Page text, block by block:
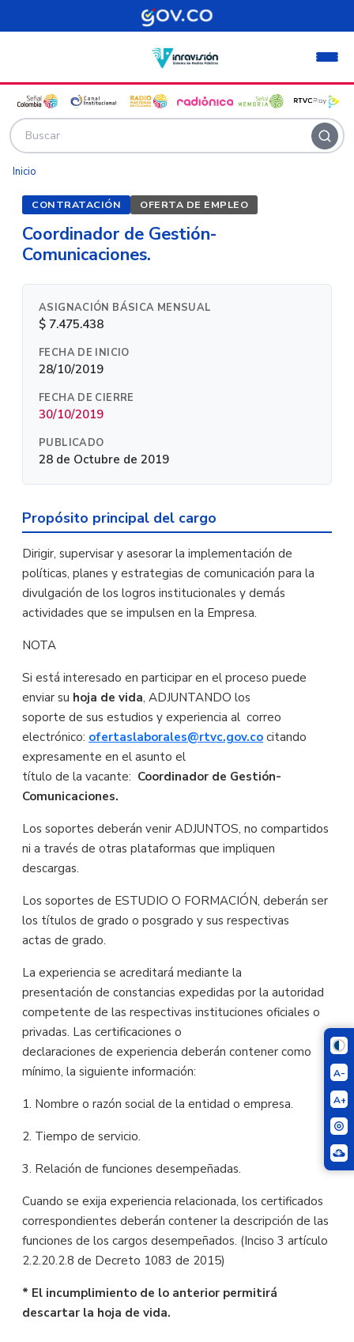
Pasar al contenido principal
A-
A+
Inicio
CONTRATACIÓN OFERTA DE EMPLEO
Coordinador de Gestión-
Comunicaciones.
ASIGNACIÓN BÁSICA MENSUAL
$ 7.475.438
FECHA DE INICIO
28/10/2019
FECHA DE CIERRE
30/10/2019
PUBLICADO
28 de Octubre de 2019
Propósito principal del cargo
Dirigir, supervisar y asesorar la implementación de
políticas, planes y estrategias de comunicación para la
divulgación de los logros institucionales y demás
actividades que se impulsen en la Empresa.
NOTA
Si está interesado en participar en el proceso puede
enviar su hoja de vida, ADJUNTANDO los
soporte de sus estudios y experiencia al correo
electrónico: ofertaslaborales@rtvc.gov.co citando
expresamente en el asunto el
título de la vacante: Coordinador de Gestión-
Comunicaciones.
Los soportes deberán venir ADJUNTOS, no compartidos
ni a través de otras plataformas que impliquen
descargas.
Los soportes de ESTUDIO O FORMACIÓN, deberán ser
los títulos de grado o posgrado y sus respectivas
actas de grado.
La experiencia se acreditará mediante la
presentación de constancias expedidas por la autoridad
competente de las respectivas instituciones oficiales o
privadas. Las certificaciones o
declaraciones de experiencia deberán contener como
mínimo, la siguiente información:
1. Nombre o razón social de la entidad o empresa.
2. Tiempo de servicio.
3. Relación de funciones desempeñadas.
Cuando se exija experiencia relacionada, los certificados
correspondientes deberán contener la descripción de las
funciones de los cargos desempeñados. (Inciso 3 artículo
2.2.20.2.8 de Decreto 1083 de 2015)
* El incumplimiento de lo anterior permitirá
descartar la hoja de vida.